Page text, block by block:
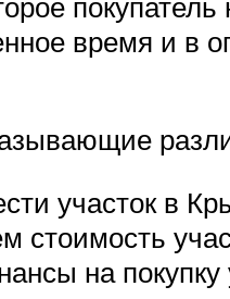
время и в
участок в
стоимость
на покупку